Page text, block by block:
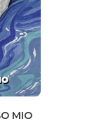
MIO